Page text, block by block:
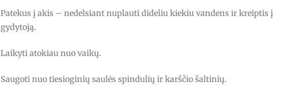
Patekus į akis – nedelsiant nuplauti dideliu kiekiu vandens ir kreiptis į
gydytoją.
Laikyti atokiau nuo vaikų.
Saugoti nuo tiesioginių saulės spindulių ir karščio šaltinių.